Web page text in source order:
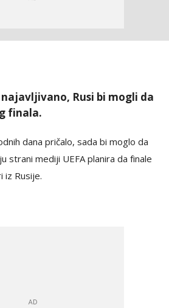
Rusi bi mogli da
finala.
dana pričalo, sada bi moglo da
strani mediji UEFA planira da finale
iz Rusije.